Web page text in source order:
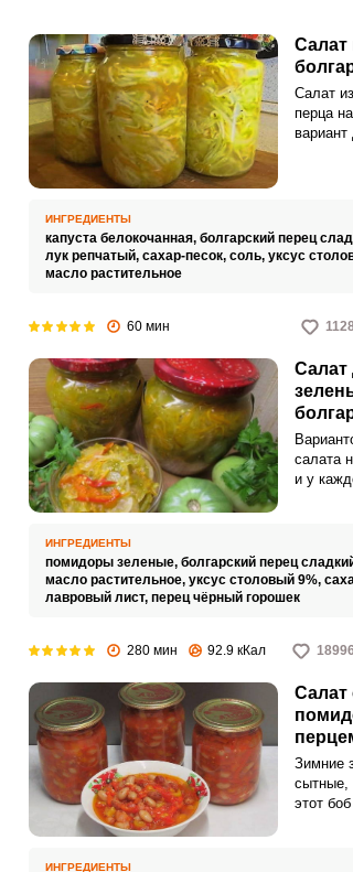
Салат
Салат
перца
вариант
должна
ИНГРЕДИЕНТЫ
капуста белокочанная, болгарский перец
лук репчатый, сахар-песок, соль, уксус
масло растительное
60 мин
Салат
салата
и у
ИНГРЕДИЕНТЫ
помидоры зеленые, болгарский перец
масло растительное, уксус столовый 9%,
лавровый лист, перец чёрный горошек
280 мин 92.9 кКал 18996
Зимние
сытные,
этот
ИНГРЕДИЕНТЫ